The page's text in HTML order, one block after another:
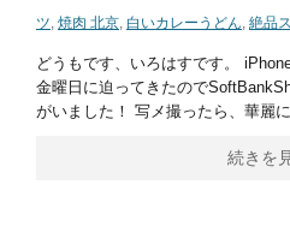
ツ, 焼肉 北京, 白いカレーうどん, 絶品
どうもです、いろはすです。
金曜日に迫ってきたので
がいました！ 写メ撮ったら、華麗
続きを